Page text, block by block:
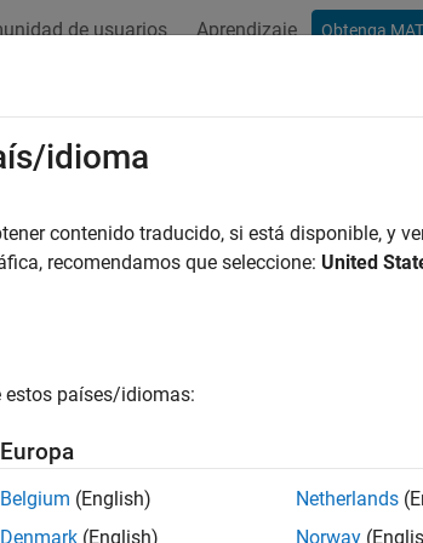
de usuarios Aprendizaje Obtenga
How
idioma
contenido traducido, si está disponible, y
recomendamos que seleccione: United
estos países/idiomas:
Europa
Belgium (English)
Denmark (English)
Netherlands
Norway